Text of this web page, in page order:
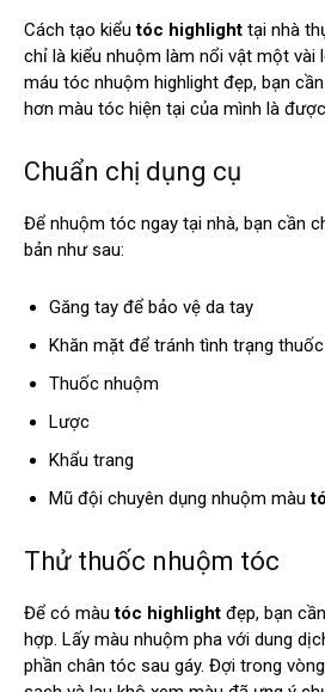
Cách tạo kiểutóc highlight tại nhà
chỉ là kiểu nhuộm làm nổi vật một vài
máu tóc nhuộm highlight đẹp, bạn
hơn màu tóc hiện tại của mình là
Chuẩn chị dụng cụ
Để nhuộm tóc ngay tại nhà, bạn cần
bản như sau:
Găng tay để bảo vệ da tay
Khăn mặt để tránh tình trạng
Thuốc nhuộm
Lược
Khẩu trang
Mũ đội chuyên dụng nhuộm màu
Thử thuốc nhuộm tóc
Để có màutóc highlight đẹp, bạn
hợp. Lấy màu nhuộm pha với dung
phần chân tóc sau gáy. Đợi trong